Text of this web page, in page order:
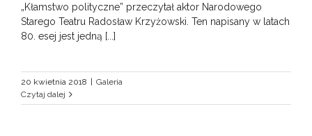
„Kłamstwo polityczne” przeczytał aktor Narodowego
Starego Teatru Radosław Krzyżowski. Ten napisany w latach
80. esej jest jedną [...]
20 kwietnia 2018 | Galeria
Czytaj dalej